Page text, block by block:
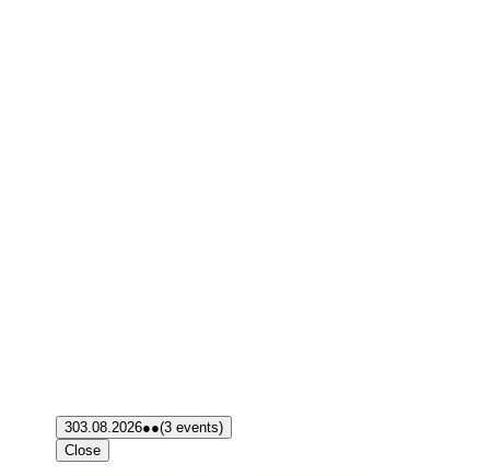
303.08.2026●●(3 events)
Close